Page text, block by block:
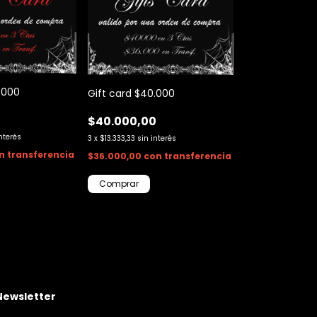
transferencia
Gift card $40.000
$40.000,00
3 x $13.333,33 sin interés
$36.000,00 con transferencia